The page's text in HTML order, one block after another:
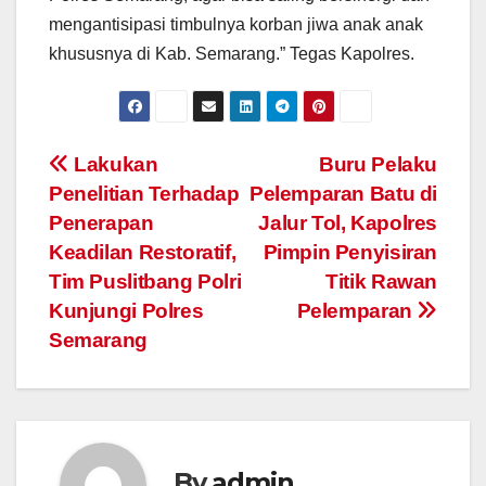
mengantisipasi timbulnya korban jiwa anak anak
khususnya di Kab. Semarang.” Tegas Kapolres.
Post
navigation
Buru Pelaku
Pelemparan Batu di
Jalur Tol, Kapolres
Pimpin Penyisiran
Titik Rawan
Pelemparan
Lakukan
Penelitian Terhadap
Penerapan
Keadilan Restoratif,
Tim Puslitbang Polri
Kunjungi Polres
Semarang